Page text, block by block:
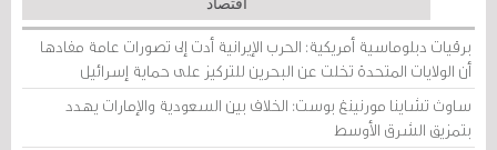
برقيات دبلوماسية أمريكية: الحرب الإيرانية أدت إلى تصورات عامة مفادها
أن الولايات المتحدة تخلت عن البحرين للتركيز على حماية إسرائيل
ساوث تشاينا مورنينغ بوست: الخلاف بين السعودية والإمارات يهدد
بتمزيق الشرق الأوسط